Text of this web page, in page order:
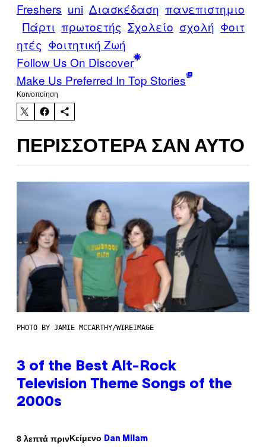
Freshers uni Διασκέδαση πανεπιστημιο
Πάρτι πρωτοετής Σχολείο σχολή Φοιτ
ητές Φοιτητική Ζωή
Follow Us On Discover
Make Us Preferred In Top Stories
Kοινοποίηση
ΠΕΡΙΣΣΌΤΕΡΑ ΣΑΝ ΑΥΤΌ
PHOTO BY JAMIE MCCARTHY/WIREIMAGE
3 of the Best Alt-Rock
Television Theme Songs of the
2000s
8 λεπτά πρινΚείμενο Dan Milam